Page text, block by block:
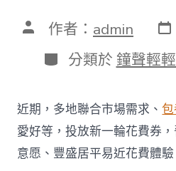
文 作者： admin 發
表
日
期
分
類
分類於 鐘聲輕
近期，多地聯合市場需求、
愛好等，投放新一輪花費券
意愿、豐盛居平易近花費體驗